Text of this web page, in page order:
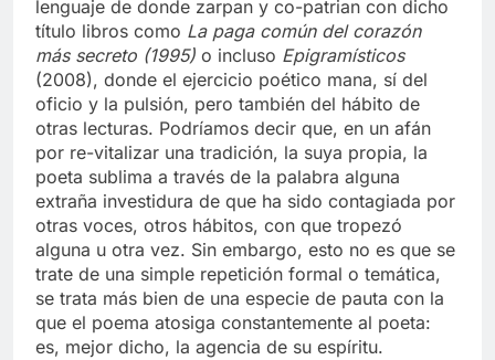
lenguaje de donde zarpan y co-patrian con dicho
título libros como La paga común del corazón
más secreto (1995) o incluso Epigramísticos
(2008), donde el ejercicio poético mana, sí del
oficio y la pulsión, pero también del hábito de
otras lecturas. Podríamos decir que, en un afán
por re-vitalizar una tradición, la suya propia, la
poeta sublima a través de la palabra alguna
extraña investidura de que ha sido contagiada por
otras voces, otros hábitos, con que tropezó
alguna u otra vez. Sin embargo, esto no es que se
trate de una simple repetición formal o temática,
se trata más bien de una especie de pauta con la
que el poema atosiga constantemente al poeta:
es, mejor dicho, la agencia de su espíritu.